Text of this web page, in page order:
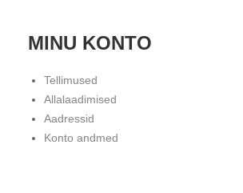
MINU KONTO
Tellimused
Allalaadimised
Aadressid
Konto andmed